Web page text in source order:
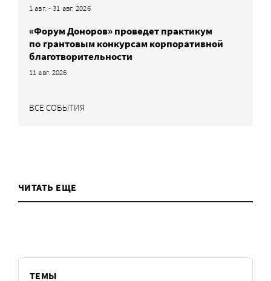
1 авг. - 31 авг. 2026
«Форум Доноров» проведет практикум
по грантовым конкурсам корпоративной
благотворительности
11 авг. 2026
ВСЕ СОБЫТИЯ
ЧИТАТЬ ЕЩЕ
ТЕМЫ